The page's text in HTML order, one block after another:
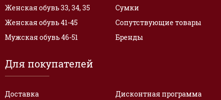
Женская обувь 33, 34, 35
Женская обувь 41-45
Мужская обувь 46-51
Сумки
Сопутствующие товары
Бренды
Для покупателей
Доставка
Дисконтная программа